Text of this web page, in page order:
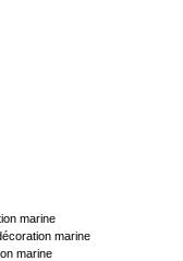
marine
marine
marine